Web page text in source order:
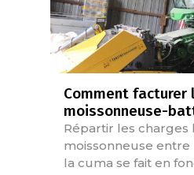
Comment facturer
moissonneuse-
Répartir les charges
moissonneuse
la cuma se fait en